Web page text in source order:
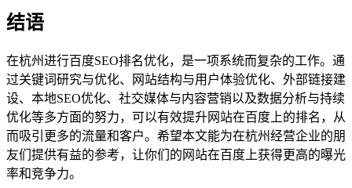
结语
在杭州进行百度SEO排名优化，是一项系统而复杂的工作。通
过关键词研究与优化、网站结构与用户体验优化、外部链接建
设、本地SEO优化、社交媒体与内容营销以及数据分析与持续
优化等多方面的努力，可以有效提升网站在百度上的排名，从
而吸引更多的流量和客户。希望本文能为在杭州经营企业的朋
友们提供有益的参考，让你们的网站在百度上获得更高的曝光
率和竞争力。